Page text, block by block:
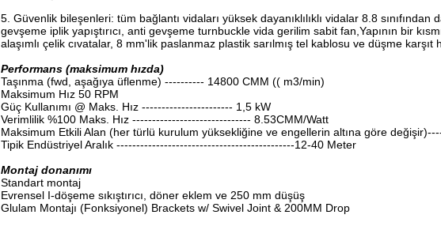
5. Güvenlik bileşenleri: tüm bağlantı vidaları yüksek dayanıklılıklı vidalar 8.8 sınıfından
gevşeme iplik yapıştırıcı, anti gevşeme turnbuckle vida gerilim sabit fan,Yapının bir kısmı
alaşımlı çelik cıvatalar, 8 mm'lik paslanmaz plastik sarılmış tel kablosu ve düşme karşıt
Performans (maksimum hızda)
Taşınma (fwd, aşağıya üflenme) ---------- 14800 CMM (( m3/min)
Maksimum Hız 50 RPM
Güç Kullanımı @ Maks. Hız ----------------------- 1,5 kW
Verimlilik %100 Maks. Hız ------------------------------ 8.53CMM/Watt
Maksimum Etkili Alan (her türlü kurulum yüksekliğine ve engellerin altına göre
Tipik Endüstriyel Aralık ---------------------------------------------12-40 Meter
Montaj donanımı
Standart montaj
Evrensel I-döşeme sıkıştırıcı, döner eklem ve 250 mm düşüş
Glulam Montajı (Fonksiyonel) Brackets w/ Swivel Joint & 200MM Drop